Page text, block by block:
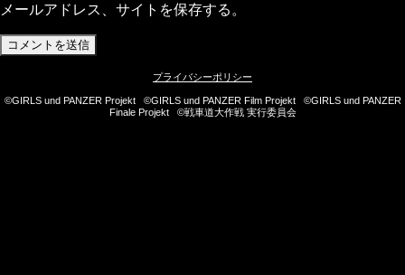
メールアドレス、サイトを保存する。
プライバシーポリシー
©GIRLS und PANZER Projekt ©GIRLS und PANZER Film Projekt ©GIRLS und PANZER
Finale Projekt ©戦車道大作戦 実行委員会